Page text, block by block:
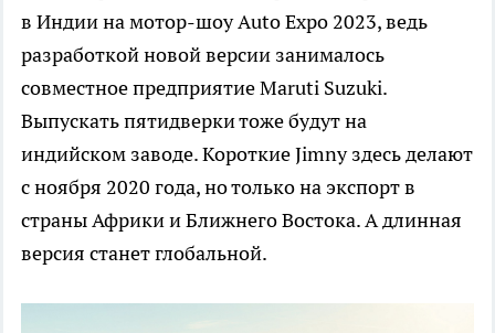
в Индии на мотор-шоу Auto Expo 2023, ведь
разработкой новой версии занималось
совместное предприятие Maruti Suzuki.
Выпускать пятидверки тоже будут на
индийском заводе. Короткие Jimny здесь делают
с ноября 2020 года, но только на экспорт в
страны Африки и Ближнего Востока. А длинная
версия станет глобальной.